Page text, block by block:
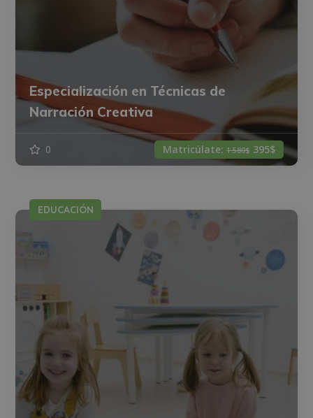
Especialización en Técnicas de
Narración Creativa
0 Matricúlate: 1.580$ 395$
EDUCACIÓN